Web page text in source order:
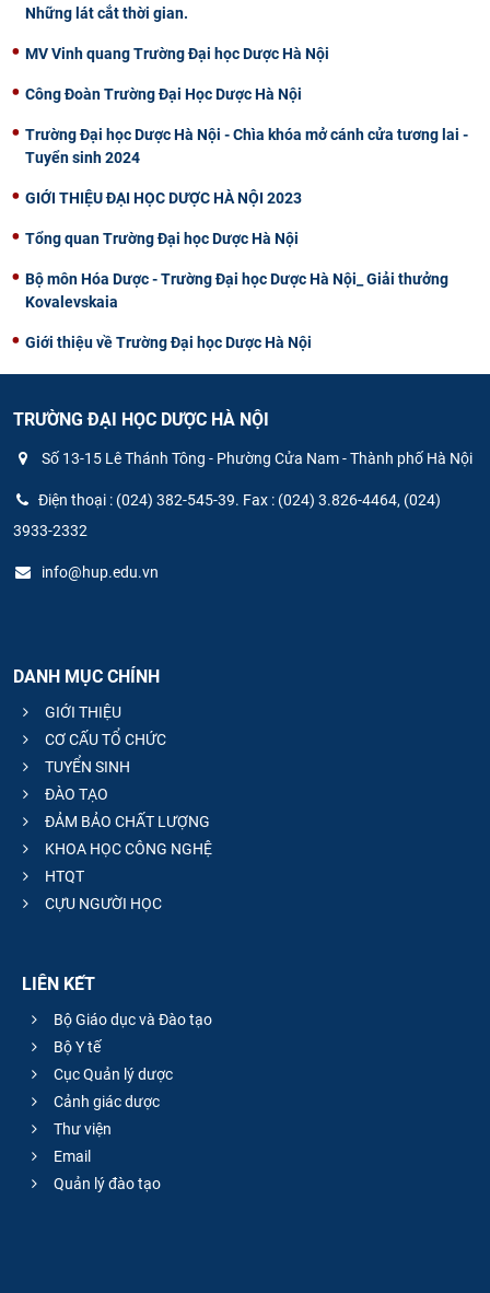
Những lát cắt thời gian.
MV Vinh quang Trường Đại học Dược Hà Nội
Công Đoàn Trường Đại Học Dược Hà Nội
Trường Đại học Dược Hà Nội - Chìa khóa mở cánh cửa tương lai -
Tuyển sinh 2024
GIỚI THIỆU ĐẠI HỌC DƯỢC HÀ NỘI 2023
Tổng quan Trường Đại học Dược Hà Nội
Bộ môn Hóa Dược - Trường Đại học Dược Hà Nội_ Giải thưởng
Kovalevskaia
Giới thiệu về Trường Đại học Dược Hà Nội
TRƯỜNG ĐẠI HỌC DƯỢC HÀ NỘI
Số 13-15 Lê Thánh Tông - Phường Cửa Nam - Thành phố Hà Nội
Điện thoại : (024) 382-545-39. Fax : (024) 3.826-4464, (024)
3933-2332
info@hup.edu.vn
DANH MỤC CHÍNH
GIỚI THIỆU
CƠ CẤU TỔ CHỨC
TUYỂN SINH
ĐÀO TẠO
ĐẢM BẢO CHẤT LƯỢNG
KHOA HỌC CÔNG NGHỆ
HTQT
CỰU NGƯỜI HỌC
LIÊN KẾT
Bộ Giáo dục và Đào tạo
Bộ Y tế
Cục Quản lý dược
Cảnh giác dược
Thư viện
Email
Quản lý đào tạo